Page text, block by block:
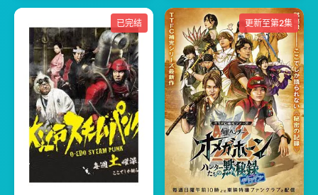
已完结 更新至第2集